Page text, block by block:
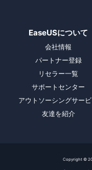
EaseUSについて
会社情報
パートナー登録
リセラー一覧
サポートセンター
アウトソーシングサービ
友達を紹介
Copyright ©